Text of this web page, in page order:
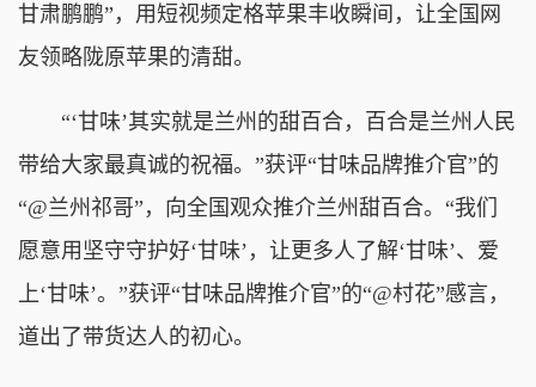
甘肃鹏鹏”，用短视频定格苹果丰收瞬间，让全国网
友领略陇原苹果的清甜。
“‘甘味’其实就是兰州的甜百合，百合是兰州人民
带给大家最真诚的祝福。”获评“甘味品牌推介官”的
“@兰州祁哥”，向全国观众推介兰州甜百合。“我们
愿意用坚守守护好‘甘味’，让更多人了解‘甘味’、爱
上‘甘味’。”获评“甘味品牌推介官”的“@村花”感言，
道出了带货达人的初心。